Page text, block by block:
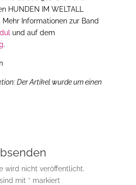
HUNDEN IM WELTALL
Mehr Informationen zur Band
und auf dem
.
Der Artikel wurde um einen
wird nicht veröffentlicht.
mit * markiert